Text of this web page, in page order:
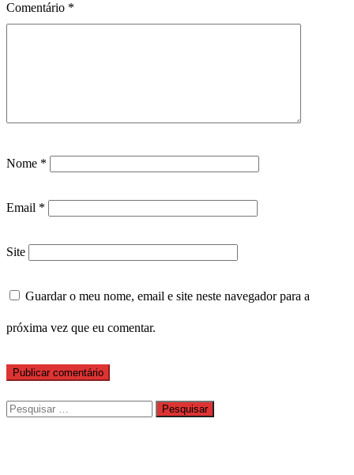
Comentário *
Nome *
Email *
Site
Guardar o meu nome, email e site neste navegador para a
próxima vez que eu comentar.
Pesquisar
por: